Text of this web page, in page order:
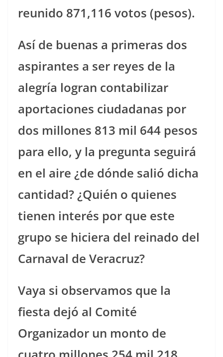
reunido 871,116 votos (pesos).
Así de buenas a primeras dos
aspirantes a ser reyes de la
alegría logran contabilizar
aportaciones ciudadanas por
dos millones 813 mil 644 pesos
para ello, y la pregunta seguirá
en el aire ¿de dónde salió dicha
cantidad? ¿Quién o quienes
tienen interés por que este
grupo se hiciera del reinado del
Carnaval de Veracruz?
Vaya si observamos que la
fiesta dejó al Comité
Organizador un monto de